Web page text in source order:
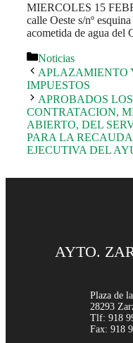
MIERCOLES 15
calle Oeste s/nº
acometida de agua del
Noticias
APLAZAMIENTO
IMPUESTOS
APROBADOS
CONTRATACION,
ABIERTO, DEL
PARA LA
EJECUTIVA DEL
AYTO.
Plaza de
28293
Tlf: 918
Fax: 918